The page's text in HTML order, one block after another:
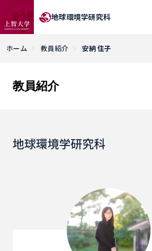
地球環境学研究科
ホーム 教員紹介 安納 住子
教員紹介
地球環境学研究科